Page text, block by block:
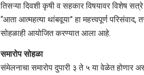
तिसऱ्या दिवशी कृषी व सहकार विषयावर विशेष
“आता आत्महत्या थांबवूया” हा महत्त्वपूर्ण
सोहळाही आयोजित करण्यात आला आहे.
समारोप सोहळा
संमेलनाचा समारोप दुपारी ३ ते ५ या वेळेत होणार